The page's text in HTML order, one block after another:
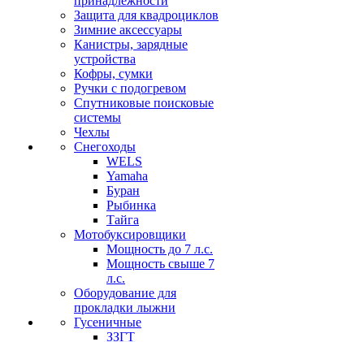
Защита для квадроциклов
Зимние аксессуары
Канистры, зарядные
устройства
Кофры, сумки
Ручки с подогревом
Спутниковые поисковые
системы
Чехлы
Снегоходы
WELS
Yamaha
Буран
Рыбинка
Тайга
Мотобуксировщики
Мощность до 7 л.с.
Мощность свыше 7
л.с.
Оборудование для
прокладки лыжни
Гусеничные
ЗЗГТ